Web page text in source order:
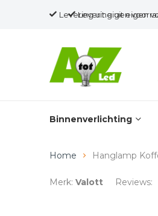
Binnenverlichting
Levering uit eigen
Levering uit eigen
Home Hanglamp
Merk: Valott Reviews: